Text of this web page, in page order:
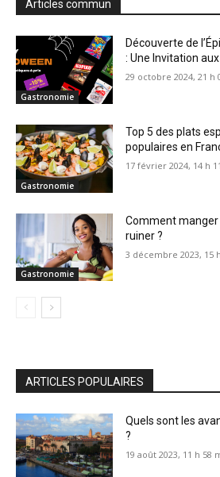
Articles commun
Gastronomie
Découverte de
: Une Invitation
29 octobre 2024, 21 h
Gastronomie
Top 5 des plats
populaires en
17 février 2024, 14 h
Gastronomie
Comment
ruiner ?
3 décembre 2023, 15
ARTICLES POPULAIRES
Quels sont les
?
19 août 2023, 11 h 58